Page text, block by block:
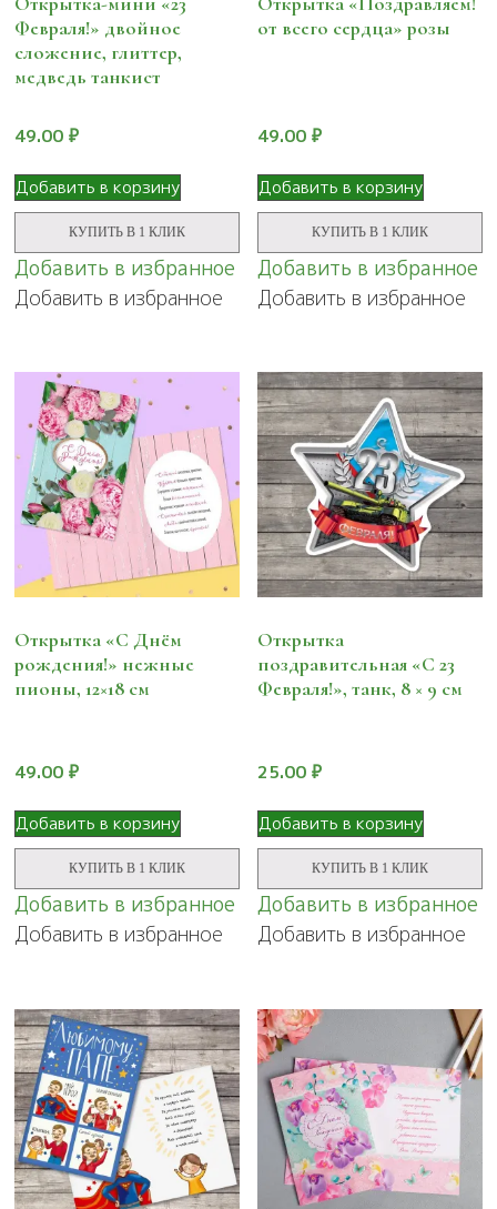
Февраля!» двойное
сложение, глиттер,
медведь танкист
49.00 ₽
Добавить в корзину
КУПИТЬ В 1 КЛИК
Добавить в избранное
Добавить в избранное
от всего сердца» розы
49.00₽
Добавить в корзину
КУПИТЬ В 1 КЛИК
Добавить в избранное
Добавить в избранное
Открытка «С Днём
рождения!» нежные
пионы, 12×18 см
49.00 ₽
Добавить в корзину
КУПИТЬ В 1 КЛИК
Добавить в избранное
Добавить в избранное
Открытка
поздравительная «С 23
Февраля!», танк, 8 × 9 см
25.00₽
Добавить в корзину
КУПИТЬ В 1 КЛИК
Добавить в избранное
Добавить в избранное